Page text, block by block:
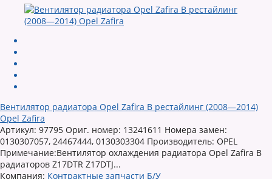
Вентилятор радиатора Opel Zafira B рестайлинг (2008—2014)
Opel Zafira
Артикул: 97795 Ориг. номер: 13241611 Номера замен:
0130307057, 24467444, 0130303304 Производитель: OPEL
Примечание:Вентилятор охлаждения радиатора Opel Zafira B
радиаторов Z17DTR Z17DTJ...
Компания: Контрактные запчасти Б/У